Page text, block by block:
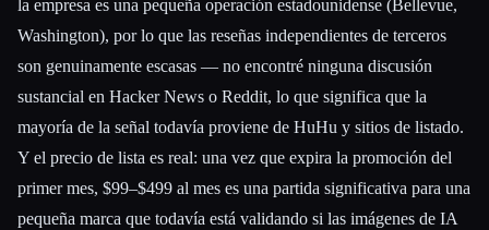
la empresa es una pequeña operación estadounidense (Bellevue,
Washington), por lo que las reseñas independientes de terceros
son genuinamente escasas — no encontré ninguna discusión
sustancial en Hacker News o Reddit, lo que significa que la
mayoría de la señal todavía proviene de HuHu y sitios de listado.
Y el precio de lista es real: una vez que expira la promoción del
primer mes, $99–$499 al mes es una partida significativa para una
pequeña marca que todavía está validando si las imágenes de IA